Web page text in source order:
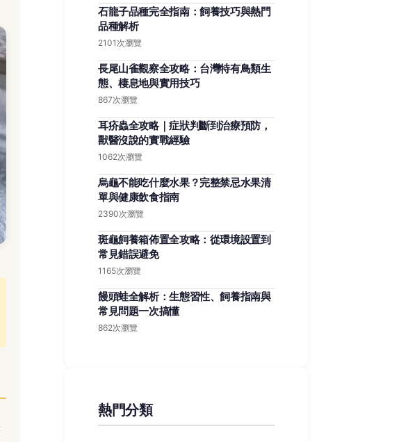
石龍子品種完全指南：飼養技巧與熱門
品種解析
2101次瀏覽
長尾山雀觀察全攻略：台灣特有鳥類生
態、棲息地與實用技巧
867次瀏覽
耳疥蟲全攻略｜症狀判斷到治療預防，
獸醫沒說的實戰經驗
1062次瀏覽
烏龜不能吃什麼水果？完整禁忌水果清
單與健康飲食指南
2390次瀏覽
斑龜飼養箱佈置全攻略：從環境設置到
常見錯誤避免
1165次瀏覽
饅頭蛙全解析：生態習性、飼養指南與
常見問題一次搞懂
862次瀏覽
熱門分類